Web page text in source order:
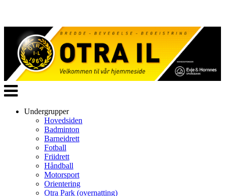
Veksle
navigasjon
Undergrupper
Hovedsiden
Badminton
Barneidrett
Fotball
Friidrett
Håndball
Motorsport
Orientering
Otra Park (overnatting)